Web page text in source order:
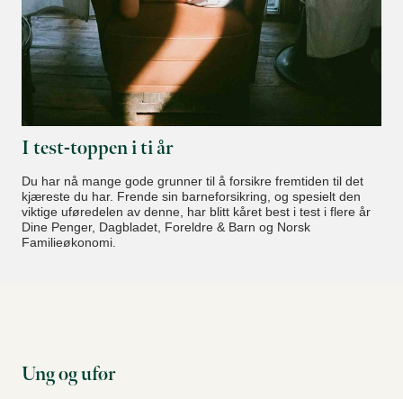
I test-toppen i ti år
Du har nå mange gode grunner til å forsikre fremtiden til det
kjæreste du har. Frende sin barneforsikring, og spesielt den
viktige uføredelen av denne, har blitt kåret best i test i flere år
Dine Penger, Dagbladet, Foreldre & Barn og Norsk
Familieøkonomi.
Ung og ufør